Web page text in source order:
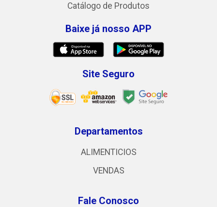
Catálogo de Produtos
Baixe já nosso APP
Site Seguro
Departamentos
ALIMENTICIOS
VENDAS
Fale Conosco